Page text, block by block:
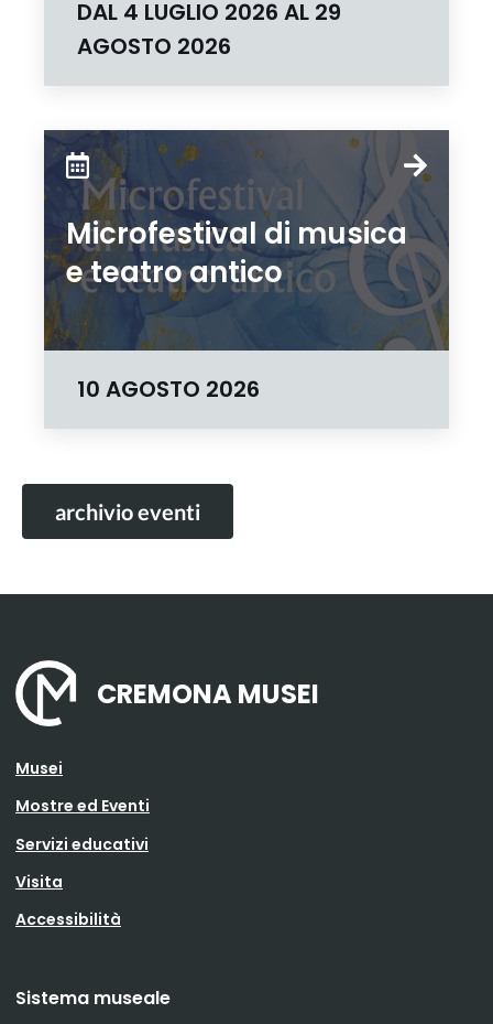
DAL 4 LUGLIO 2026 AL 29
AGOSTO 2026
Microfestival di musica
e teatro antico
10 AGOSTO 2026
archivio eventi
CREMONA MUSEI
Musei
Mostre ed Eventi
Servizi educativi
Visita
Accessibilità
Sistema museale